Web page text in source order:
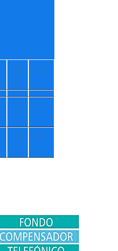
Mi
é
Jue
+9
°
+11
°
+8
°
+9°